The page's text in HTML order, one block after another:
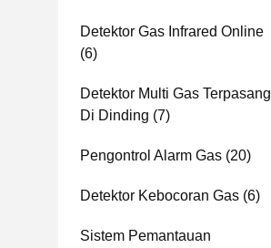
Detektor Gas Infrared Online
(6)
Detektor Multi Gas Terpasang
Di Dinding (7)
Pengontrol Alarm Gas (20)
Detektor Kebocoran Gas (6)
Sistem Pemantauan